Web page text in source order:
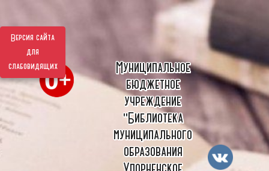
Версия сайта
для
слабовидящих
Муниципальное
бюджетное
учреждение
"Библиотека
муниципального
образования